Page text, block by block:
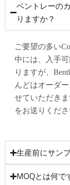
ベントレーの
りますか？
ご要望の多い
中には、入手
りますが、
んどはオーダ
せていただき
をお送りくだ
生産前にサン
MOQとは何で